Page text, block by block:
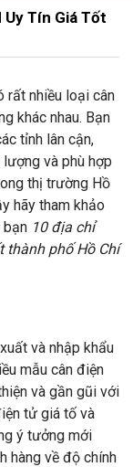
Uy Tín Giá Tốt
rất nhiều loại cân
khác nhau. Bạn
tỉnh lân cận,
và phù hợp
thị trường Hồ
hãy tham khảo
bạn 10 địa chỉ
thành phố Hồ Chí
và nhập khẩu
mẫu cân điện
và gần gũi với
tử giá tố và
ý tưởng mới
hàng về độ chính